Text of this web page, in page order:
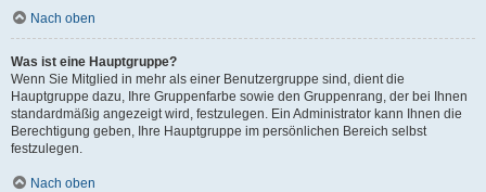
Nach oben
Was ist eine Hauptgruppe?
Wenn Sie Mitglied in mehr als einer Benutzergruppe sind, dient die
Hauptgruppe dazu, Ihre Gruppenfarbe sowie den Gruppenrang, der bei Ihnen
standardmäßig angezeigt wird, festzulegen. Ein Administrator kann Ihnen die
Berechtigung geben, Ihre Hauptgruppe im persönlichen Bereich selbst
festzulegen.
Nach oben